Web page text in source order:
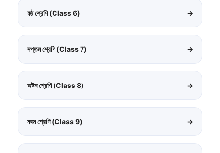
ষষ্ঠ শ্রেণি (Class 6) →
সপ্তম শ্রেণি (Class 7) →
অষ্টম শ্রেণি (Class 8) →
নবম শ্রেণি (Class 9) →